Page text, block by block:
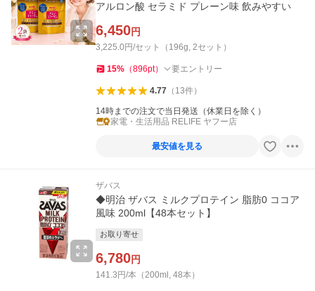
アルロン酸 セラミド プレーン味 飲みやすい
6,450円
3,225.0円/セット（196g, 2セット）
15% （896pt） 要エントリー
4.77（ 13件）
14時までの注文で当日発送（休業日を除く）
家電・生活用品 RELIFE ヤフー店
最安値を見る
ザバス
◆明治 ザバス ミルクプロテイン 脂肪0 ココア
風味 200ml【48本セット】
お取り寄せ
6,780円
141.3円/本（200ml, 48本）